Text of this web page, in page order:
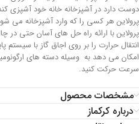
دوست دارد در آشپزخانه خانه خود آشپزی
پرولاین هر کسی را که وارد آشپزخانه می
پرولاین با ارائه راه حل های آسان حتی در
انتقال حرارت را بر روی اجاق گاز با
امکان می دهد به وسیله دسته های
سرعت حرکت کنید.
مشخصات محصول
درباره کرکماز